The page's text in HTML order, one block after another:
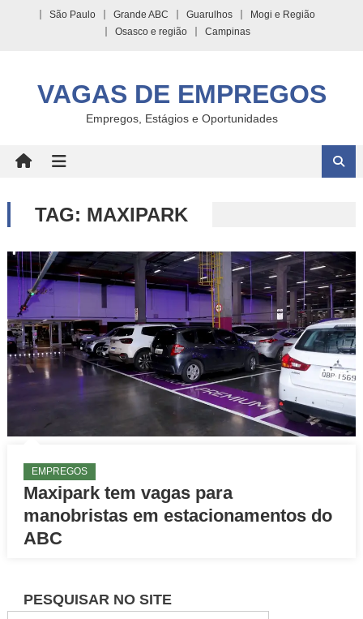
São Paulo Grande ABC Guarulhos
Mogi e Região
Osasco e região
Campinas
VAGAS DE EMPREGOS
Empregos, Estágios e Oportunidades
TAG: MAXIPARK
EMPREGOS
Maxipark tem vagas para
manobristas em estacionamentos do
ABC
PESQUISAR NO SITE